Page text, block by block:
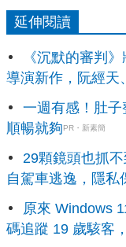
延伸閱讀
《沉默的審判
導演新作，阮經天
一週有感！肚
順暢就夠PR・新素簡
29顆鏡頭也抓
自駕車逃逸，隱私
原來 Windows
碼追蹤 19 歲駭客